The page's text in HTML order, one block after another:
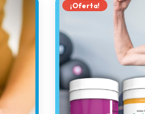
¡Oferta!